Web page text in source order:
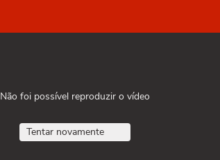
Não foi possível reproduzir o vídeo
Tentar novamente